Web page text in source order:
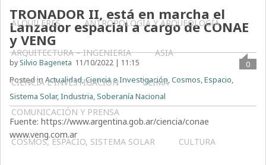
ALQUILERES ANTROPOLOGÍA Y ARQUEOLOGÍA
ARQUITECTURA – INGENIERIA ASIA
CIENCIA E INVESTIGACIÓN CLIMA
COMUNICACIÓN Y PRENSA
COSMOS, ESPACIO, SISTEMA SOLAR CULTURA
TRONADOR II, está en marcha el
Lanzador espacial a cargo de CONAE
y VENG
by Silvio Bageneta 11/10/2022 | 11:15
0
Posted inActualidad,Ciencia e Investigación,Cosmos, Espacio,
Sistema Solar,Industria,Soberanía Nacional
Fuente: https://www.argentina.gob.ar/ciencia/conae
www.veng.com.ar